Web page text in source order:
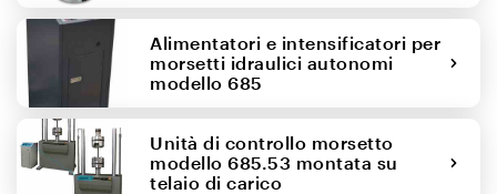
Alimentatori e intensificatori per
morsetti idraulici autonomi
modello 685
Unità di controllo morsetto
modello 685.53 montata su
telaio di carico